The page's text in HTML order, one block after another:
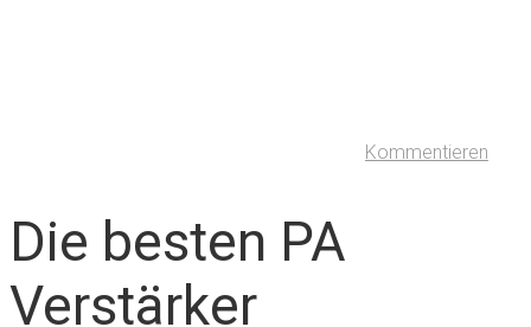
Kommentieren
Die besten PA
Verstärker